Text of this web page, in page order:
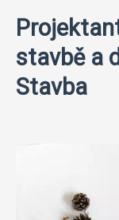
stavbě a
Stavba